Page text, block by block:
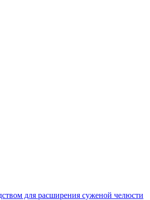
для расширения суженой челюсти